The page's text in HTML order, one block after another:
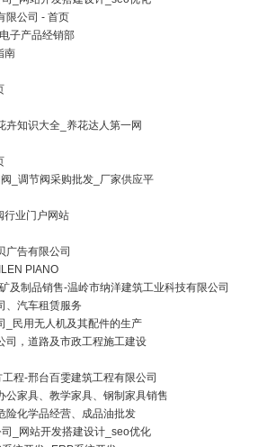
限公司 - 首页
子产品经销部
南
卉知识大全_养花达人第一网
_调节阀采购批发_厂家供应平
行业门户网站
广告有限公司
PIANO
及制品销售-温岭市纳洋建筑工业科技有限公司
、汽车租赁服务
_民用无人机及其配件的生产
司，道路及市政工程施工建设
程-邢台百雯建筑工程有限公司
公家具、教学家具、钢制家具销售
险化学品经营、成品油批发
_网站开发搭建设计_seo优化